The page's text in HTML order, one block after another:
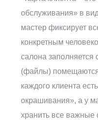
обслуживания» в
мастер фиксирует
конкретным
салона
(файлы) помещаются
каждого клиента
окрашивания», а у
хранить все